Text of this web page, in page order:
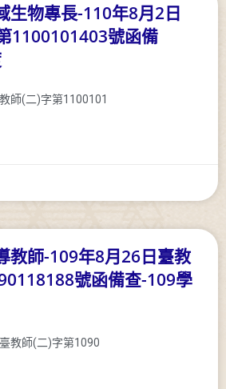
生物專長-110年8月2日
1100101403號函備
師(二)字第1100101
教師-109年8月26日臺教
號函備查-109學
教師(二)字第1090